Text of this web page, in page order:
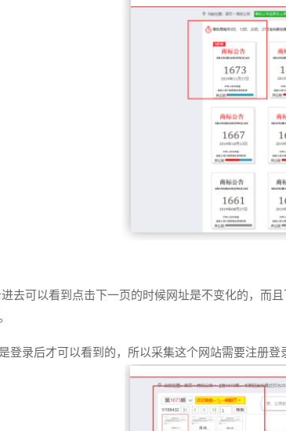
去可以看到点击下一页的时候网址是不变化的，而
登录后才可以看到的，所以采集这个网站需要注册登